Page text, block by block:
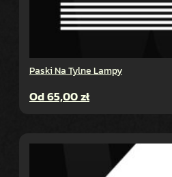
Paski Na Tylne Lampy
Od65,00zł